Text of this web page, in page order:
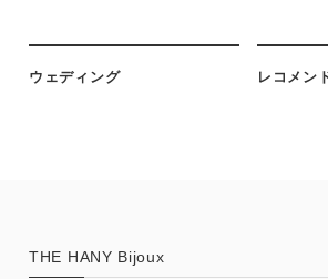
ウェディング レコメン
THE HANY Bijoux